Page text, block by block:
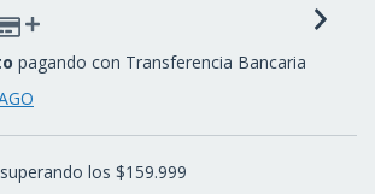
pagando con Transferencia Bancaria
superando los$159.999